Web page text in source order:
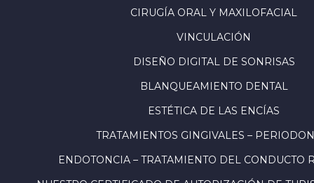
CIRUGÍA ORAL Y MAXILOFACIAL
VINCULACIÓN
DISEÑO DIGITAL DE SONRISAS
BLANQUEAMIENTO DENTAL
ESTÉTICA DE LAS ENCÍAS
TRATAMIENTOS GINGIVALES –
ENDOTONCIA – TRATAMIENTO DEL CONDUCTO